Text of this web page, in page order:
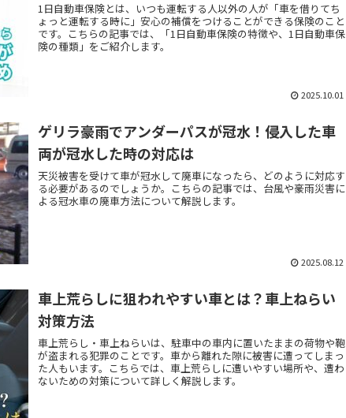
1日自動車保険とは、いつも運転する人以外の人が「車を借りてち
ょっと運転する時に」安心の補償をつけることができる保険のこと
です。こちらの記事では、「1日自動車保険の特徴や、1日自動車保
険の種類」をご紹介します。
2025.10.01
ゲリラ豪雨でアンダーパスが冠水！侵入した車
両が冠水した時の対応は
天災被害を受けて車が冠水して廃車になったら、どのように対応す
る必要があるのでしょうか。こちらの記事では、台風や豪雨災害に
よる冠水車の廃車方法について解説します。
2025.08.12
車上荒らしに狙われやすい車とは？車上ねらい
対策方法
車上荒らし・車上ねらいは、駐車中の車内に置いたままの荷物や鞄
が盗まれる犯罪のことです。車から離れた隙に被害に遭ってしまっ
た人もいます。こちらでは、車上荒らしに遭いやすい場所や、遭わ
ないための対策について詳しく解説します。